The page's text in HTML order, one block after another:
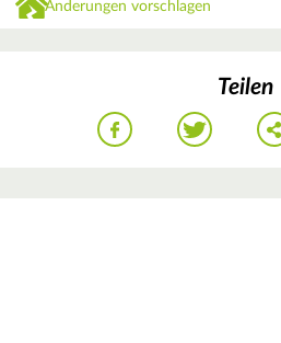
Änderungen vorschlagen
Teilen